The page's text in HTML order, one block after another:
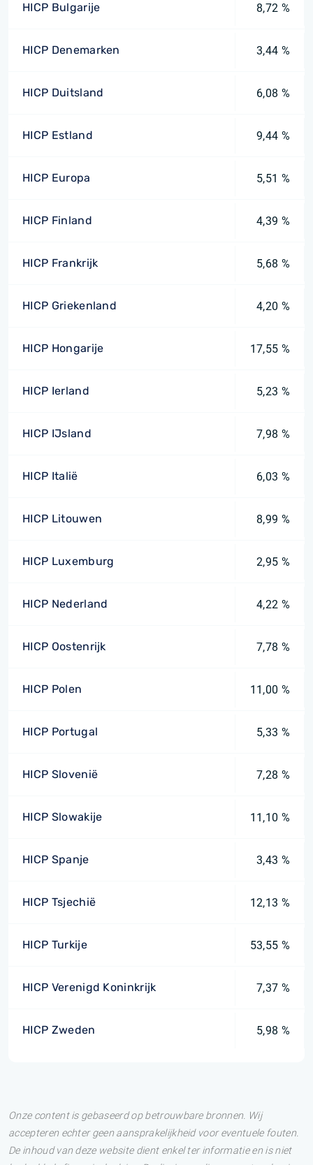
HICP Bulgarije 8,72 %
HICP Denemarken 3,44 %
HICP Duitsland 6,08 %
HICP Estland 9,44 %
HICP Europa 5,51 %
HICP Finland 4,39 %
HICP Frankrijk 5,68 %
HICP Griekenland 4,20 %
HICP Hongarije 17,55 %
HICP Ierland 5,23 %
HICP IJsland 7,98 %
HICP Italië 6,03 %
HICP Litouwen 8,99 %
HICP Luxemburg 2,95 %
HICP Nederland 4,22 %
HICP Oostenrijk 7,78 %
HICP Polen 11,00 %
HICP Portugal 5,33 %
HICP Slovenië 7,28 %
HICP Slowakije 11,10 %
HICP Spanje 3,43 %
HICP Tsjechië 12,13 %
HICP Turkije 53,55 %
HICP Verenigd Koninkrijk 7,37 %
HICP Zweden 5,98 %
Onze content is gebaseerd op betrouwbare bronnen. Wij
accepteren echter geen aansprakelijkheid voor eventuele fouten.
De inhoud van deze website dient enkel ter informatie en is niet